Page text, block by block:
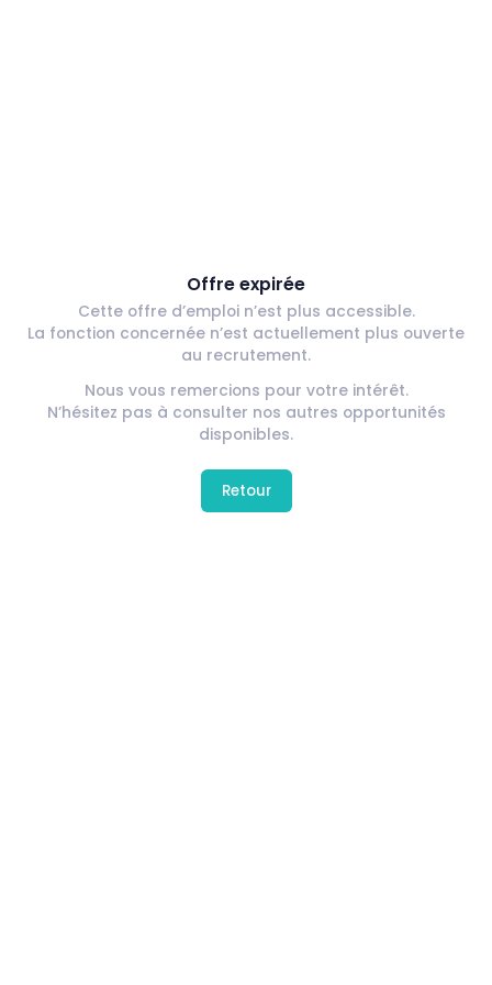
Offre expirée
Cette offre d’emploi n’est plus accessible.
La fonction concernée n’est actuellement plus ouverte
au recrutement.
Nous vous remercions pour votre intérêt.
N’hésitez pas à consulter nos autres opportunités
disponibles.
Retour